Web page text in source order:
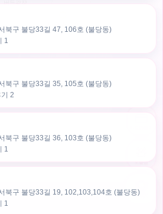
북구 불당33길 47, 106호 (불당동)
1
북구 불당33길 35, 105호 (불당동)
기 2
북구 불당33길 36, 103호 (불당동)
1
북구 불당33길 19, 102,103,104호 (불당동)
1
내위치